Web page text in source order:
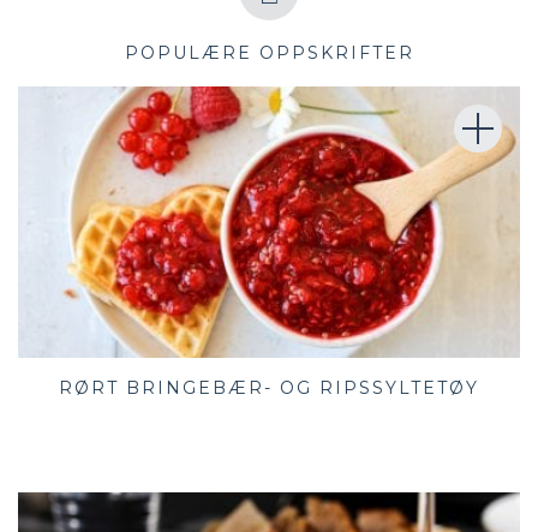
POPULÆRE OPPSKRIFTER
RØRT BRINGEBÆR- OG RIPSSYLTETØY